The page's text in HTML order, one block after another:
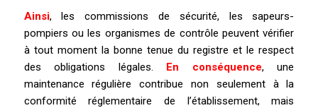
Ainsi, les commissions de sécurité, les sapeurs-
pompiers ou les organismes de contrôle peuvent vérifier
à tout moment la bonne tenue du registre et le respect
des obligations légales. En conséquence, une
maintenance régulière contribue non seulement à la
conformité réglementaire de l’établissement, mais